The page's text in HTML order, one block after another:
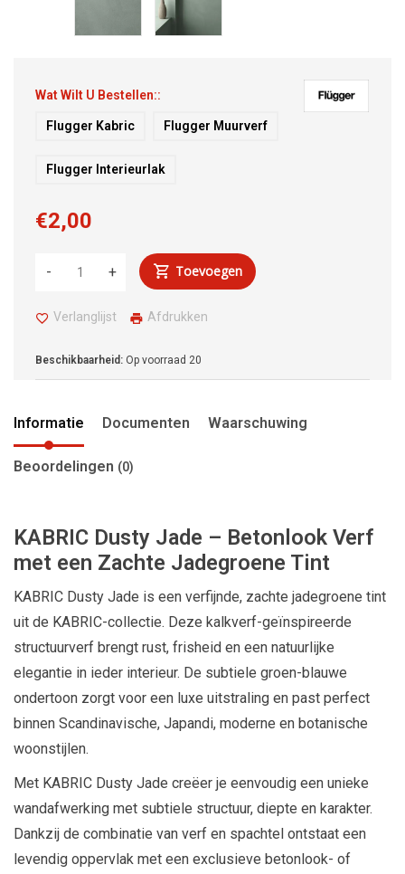
Wat Wilt U Bestellen::
Flugger Kabric Flugger Muurverf
Flugger Interieurlak
€2,00
+
- Toevoegen
Verlanglijst Afdrukken
Beschikbaarheid: Op voorraad 20
Informatie Documenten Waarschuwing
Beoordelingen (0)
KABRIC Dusty Jade – Betonlook Verf
met een Zachte Jadegroene Tint
KABRIC Dusty Jade is een verfijnde, zachte jadegroene tint
uit de KABRIC-collectie. Deze kalkverf-geïnspireerde
structuurverf brengt rust, frisheid en een natuurlijke
elegantie in ieder interieur. De subtiele groen-blauwe
ondertoon zorgt voor een luxe uitstraling en past perfect
binnen Scandinavische, Japandi, moderne en botanische
woonstijlen.
Met KABRIC Dusty Jade creëer je eenvoudig een unieke
wandafwerking met subtiele structuur, diepte en karakter.
Dankzij de combinatie van verf en spachtel ontstaat een
levendig oppervlak met een exclusieve betonlook- of